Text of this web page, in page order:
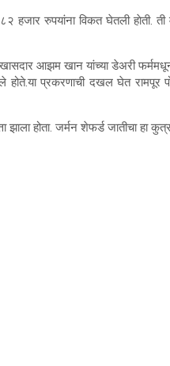
रुपयांना विकत घेतली हाेती. ती
आझम खान यांच्‍या डेअरी फर्ममधून
प्रकरणाची दखल घेत रामपूर
झाला होता. जर्मन शेफर्ड जातीचा हा